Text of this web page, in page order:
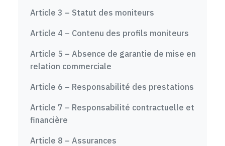
Article 3 – Statut des moniteurs
Article 4 – Contenu des profils moniteurs
Article 5 – Absence de garantie de mise en
relation commerciale
Article 6 – Responsabilité des prestations
Article 7 – Responsabilité contractuelle et
financière
Article 8 – Assurances